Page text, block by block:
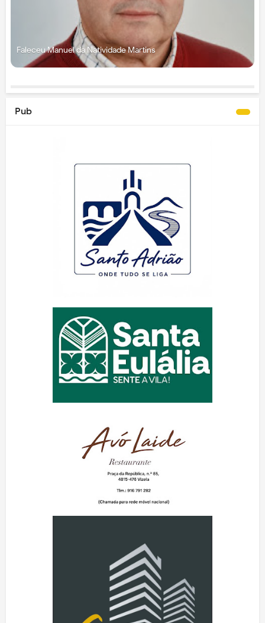
Faleceu Manuel da Natividade Martins
Pub